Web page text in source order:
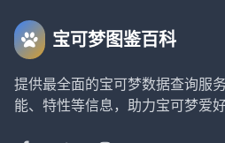
宝可梦图鉴百科
提供最全面的宝可梦数据查询服
能、特性等信息，助力宝可梦爱